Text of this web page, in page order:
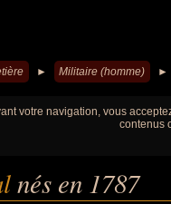
► Militaire (homme) ►
votre navigation, vous
contenus
nés en 1787